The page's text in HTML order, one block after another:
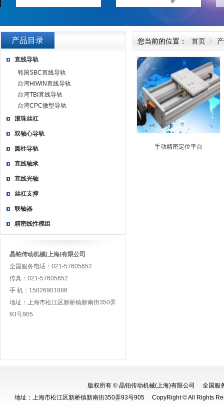
产品目录
直线导轨
韩国SBC直线导轨
台湾HIWIN直线导轨
台湾TBI直线导轨
台湾CPC微型导轨
滚珠丝杠
双轴心导轨
圆柱导轨
直线轴承
直线光轴
丝杠支撑
联轴器
精密线性模组
晶铂传动机械(上海)有限公司
全国服务电话：021-57605652
传真：021-57605652
手 机：15026901886
地址：上海市松江区新桥镇新南街350弄
93号905
您当前的位置： 首页
手动精密定位平台
版权所有 © 晶铂传动机械(上海)有限公司 全国
地址：上海市松江区新桥镇新南街350弄93号905 CopyRight © All Rights